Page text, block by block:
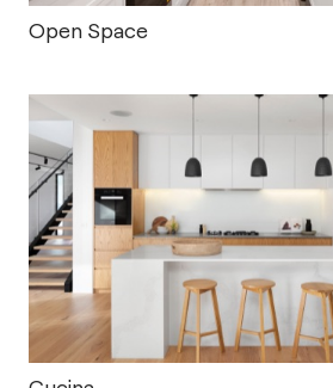
Open Space